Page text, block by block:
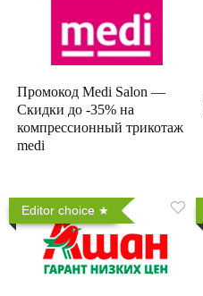
Промокод Medi Salon —
Скидки до -35% на
компрессионный трикотаж
medi
Editor choice